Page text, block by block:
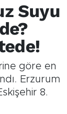
Suyu
göre en
Erzurum
8.